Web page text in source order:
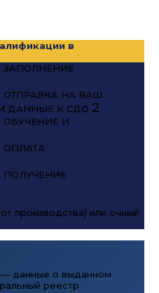
в
ЗАПОЛНЕНИЕ
ОТПРАВКА НА ВАШ
И ДАННЫЕ К СДО 2
ОБУЧЕНИЕ И
ОПЛАТА
ПОЛУЧЕНИЕ
производства) или очный
— данные о выданном
реестр